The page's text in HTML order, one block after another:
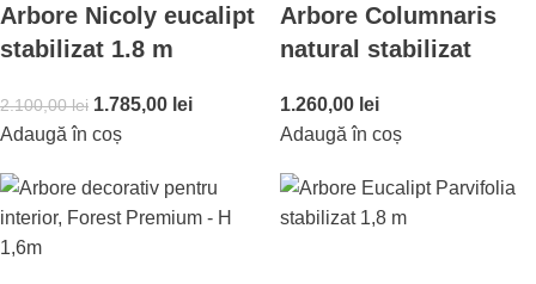
Arbore Nicoly eucalipt
stabilizat 1.8 m
2.100,00lei 1.785,00 lei
Adaugă în coș
Arbore Columnaris
natural stabilizat
1.260,00 lei
Adaugă în coș